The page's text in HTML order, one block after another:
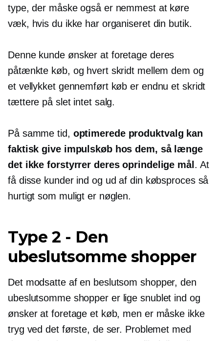
type, der måske også er nemmest at køre
væk, hvis du ikke har organiseret din butik.
Denne kunde ønsker at foretage deres
påtænkte køb, og hvert skridt mellem dem og
et vellykket gennemført køb er endnu et skridt
tættere på slet intet salg.
På samme tid, optimerede produktvalg kan
faktisk give impulskøb hos dem, så længe
det ikke forstyrrer deres oprindelige mål . At
få disse kunder ind og ud af din købsproces så
hurtigt som muligt er nøglen.
Type 2 - Den
ubeslutsomme shopper
Det modsatte af en beslutsom shopper, den
ubeslutsomme shopper er lige snublet ind og
ønsker at foretage et køb, men er måske ikke
tryg ved det første, de ser. Problemet med